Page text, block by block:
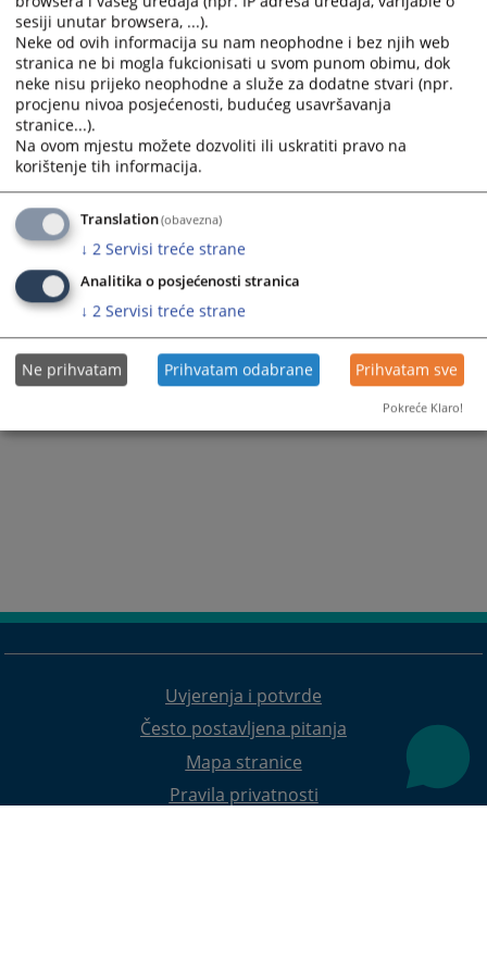
suda info@oss.ba ili predati u Kancelariju broj 11 ili ubaciti u kutiju za žalbe koja se nalazi
u holu zgrade suda.
Prikazana vijest je na: Bosanski jezik
78PREGLEDA
Uvjerenja i potvrde
Često postavljena pitanja
Mapa stranice
Pravila privatnosti
sesiji unutar browsera, ...).
Neke od ovih informacija su nam neophodne i bez njih web
stranica ne bi mogla fukcionisati u svom punom obimu, dok
neke nisu prijeko neophodne a služe za dodatne stvari (npr.
procjenu nivoa posjećenosti, budućeg usavršavanja
stranice...).
Na ovom mjestu možete dozvoliti ili uskratiti pravo na
korištenje tih informacija.
Translation(obavezna)
↓ 2 Servisi treće strane
Analitika o posjećenosti stranica
↓ 2 Servisi treće strane
Ne prihvatam Prihvatam odabrane Prihvatam sve
Pokreće Klaro!